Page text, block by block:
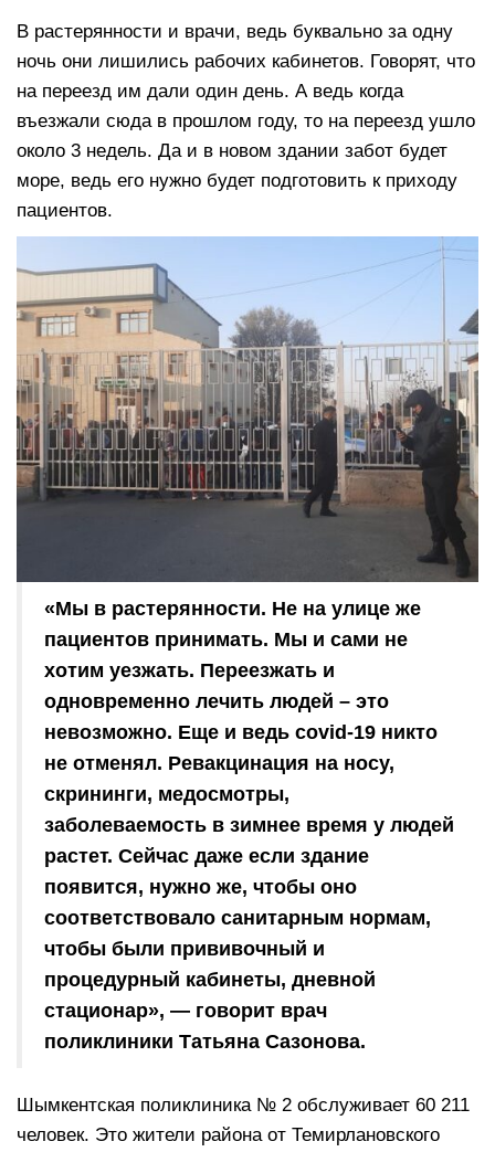
В растерянности и врачи, ведь буквально за одну
ночь они лишились рабочих кабинетов. Говорят, что
на переезд им дали один день. А ведь когда
въезжали сюда в прошлом году, то на переезд ушло
около 3 недель. Да и в новом здании забот будет
море, ведь его нужно будет подготовить к приходу
пациентов.
«Мы в растерянности. Не на улице же
пациентов принимать. Мы и сами не
хотим уезжать. Переезжать и
одновременно лечить людей – это
невозможно. Еще и ведь covid-19 никто
не отменял. Ревакцинация на носу,
скрининги, медосмотры,
заболеваемость в зимнее время у людей
растет. Сейчас даже если здание
появится, нужно же, чтобы оно
соответствовало санитарным нормам,
чтобы были прививочный и
процедурный кабинеты, дневной
стационар», — говорит врач
поликлиники Татьяна Сазонова.
Шымкентская поликлиника № 2 обслуживает 60 211
человек. Это жители района от Темирлановского